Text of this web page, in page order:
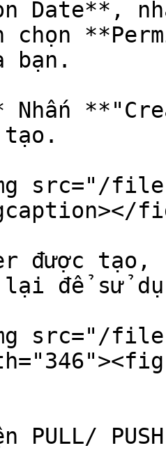
Date**,
chọn
bạn.
Nhấn
src="/files/
được
lại để sử
src="/
PULL/